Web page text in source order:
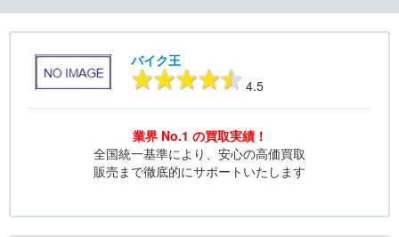
バイク王
4.5
業界 No.1 の買取実績！
全国統一基準により、安心の高価買取
販売まで徹底的にサポートいたします